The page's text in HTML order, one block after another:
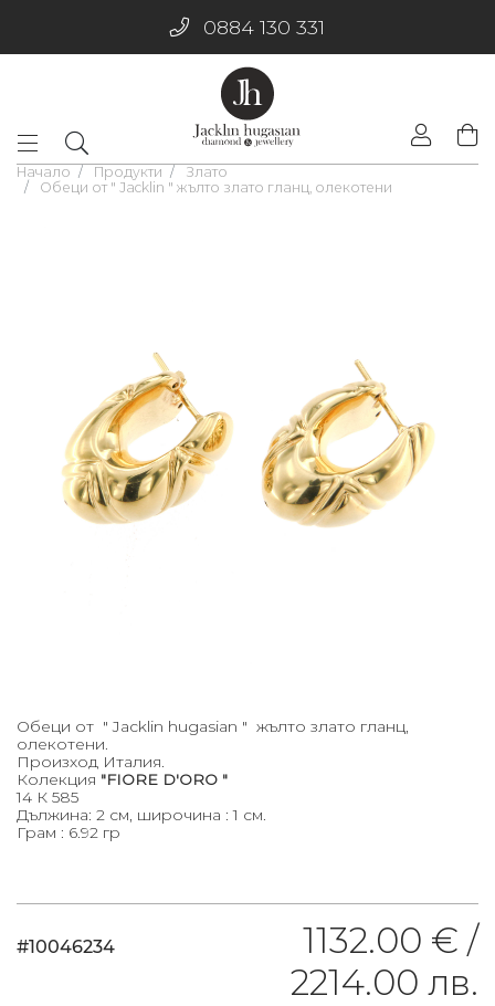
0884 130 331
Начало Продукти
Злато
Обеци от " Jacklin " жълто злато гланц, олекотени
Обеци от " Jacklin hugasian " жълто злато гланц,
олекотени.
Произход Италия.
Колекция "FIORE D'ORO "
14 К 585
Дължина: 2 см, широчина : 1 см.
Грам : 6.92 гр
#10046234
1132.00 € /
2214.00 лв.